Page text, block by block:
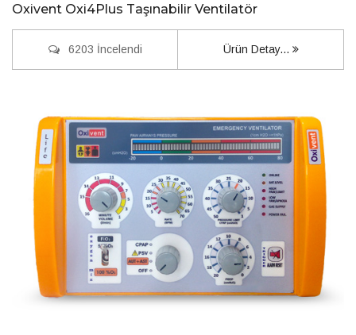
Oxivent Oxi4Plus Taşınabilir Ventilatör
6203 İncelendi Ürün Detay...